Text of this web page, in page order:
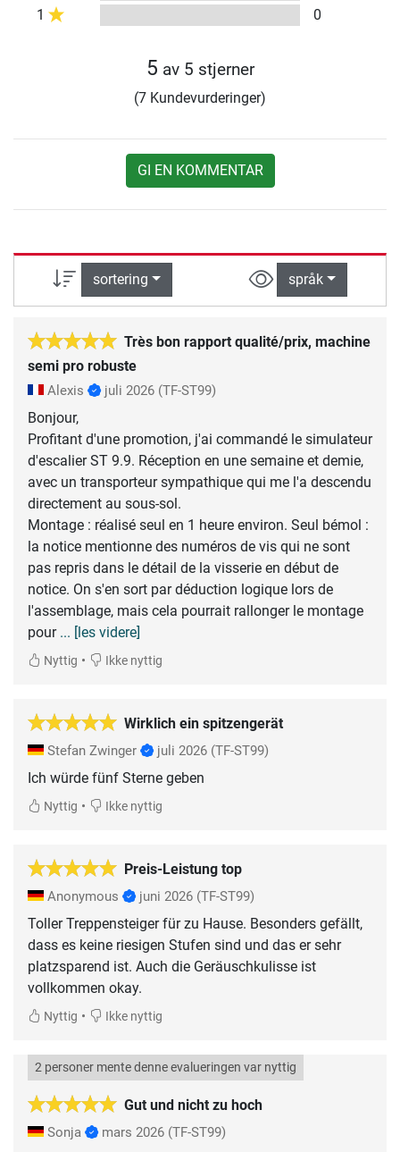
1
0
5 av 5 stjerner
(7 Kundevurderinger)
GI EN KOMMENTAR
sortering språk
Très bon rapport qualité/prix, machine
semi pro robuste
Alexis juli 2026 (TF-ST99)
Bonjour,
Profitant d'une promotion, j'ai commandé le simulateur
d'escalier ST 9.9. Réception en une semaine et demie,
avec un transporteur sympathique qui me l'a descendu
directement au sous-sol.
Montage : réalisé seul en 1 heure environ. Seul bémol :
la notice mentionne des numéros de vis qui ne sont
pas repris dans le détail de la visserie en début de
notice. On s'en sort par déduction logique lors de
l'assemblage, mais cela pourrait rallonger le montage
pour ... [les videre]
Nyttig • Ikke nyttig
Wirklich ein spitzengerät
Stefan Zwinger juli 2026 (TF-ST99)
Ich würde fünf Sterne geben
Nyttig • Ikke nyttig
Preis-Leistung top
Anonymous juni 2026 (TF-ST99)
Toller Treppensteiger für zu Hause. Besonders gefällt,
dass es keine riesigen Stufen sind und das er sehr
platzsparend ist. Auch die Geräuschkulisse ist
vollkommen okay.
Nyttig • Ikke nyttig
Gut und nicht zu hoch
2 personer mente denne evalueringen var nyttig
Sonja mars 2026 (TF-ST99)